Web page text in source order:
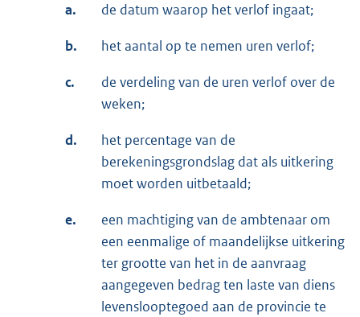
a. de datum waarop het verlof ingaat;
b. het aantal op te nemen uren verlof;
c.
de verdeling van de uren verlof over de
weken;
d.
het percentage van de
berekeningsgrondslag dat als uitkering
moet worden uitbetaald;
e.
een machtiging van de ambtenaar om
een eenmalige of maandelijkse uitkering
ter grootte van het in de aanvraag
aangegeven bedrag ten laste van diens
levenslooptegoed aan de provincie te